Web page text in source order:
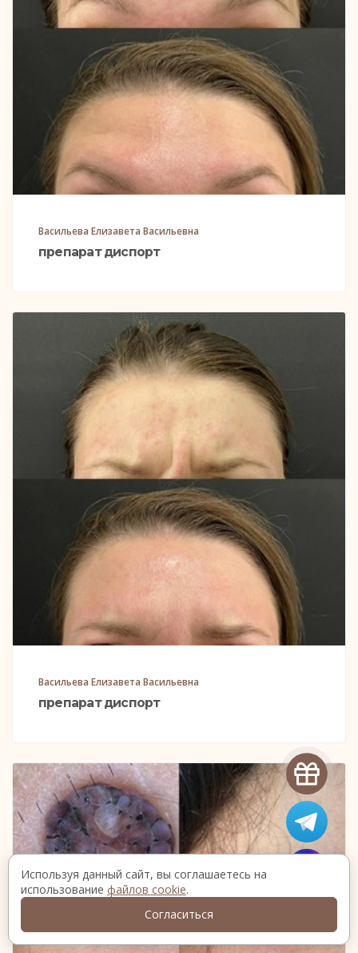
Васильева Елизавета Васильевна
препарат диспорт
Васильева Елизавета Васильевна
препарат диспорт
Используя данный сайт, вы соглашаетесь на
использование файлов cookie.
Согласиться